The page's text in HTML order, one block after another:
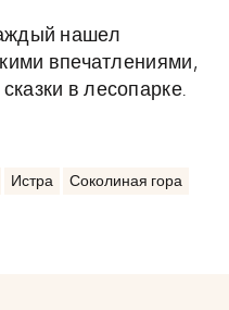
нашел
впечатлениями,
в лесопарке.
Истра
Соколиная гора